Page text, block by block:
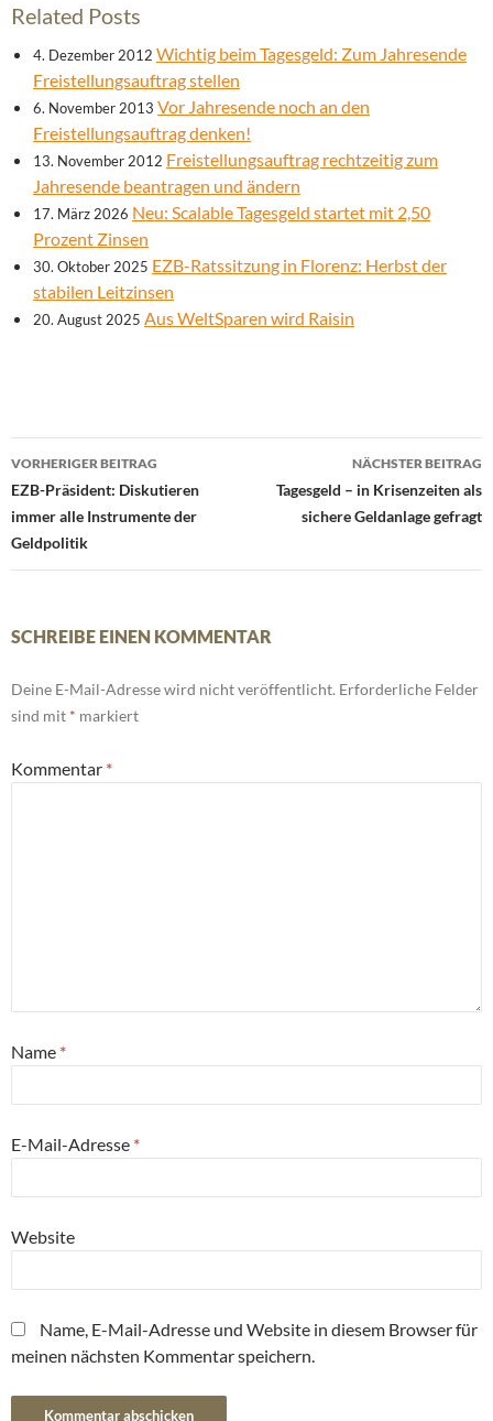
Related Posts
4. Dezember 2012 Wichtig beim Tagesgeld: Zum Jahresende
Freistellungsauftrag stellen
6. November 2013 Vor Jahresende noch an den
Freistellungsauftrag denken!
13. November 2012 Freistellungsauftrag rechtzeitig zum
Jahresende beantragen und ändern
17. März 2026 Neu: Scalable Tagesgeld startet mit 2,50
Prozent Zinsen
30. Oktober 2025 EZB-Ratssitzung in Florenz: Herbst der
stabilen Leitzinsen
20. August 2025 Aus WeltSparen wird Raisin
Beitrags-
Navigation
VORHERIGER BEITRAG
EZB-Präsident: Diskutieren
immer alle Instrumente der
Geldpolitik
NÄCHSTER BEITRAG
Tagesgeld – in Krisenzeiten als
sichere Geldanlage gefragt
SCHREIBE EINEN KOMMENTAR
Deine E-Mail-Adresse wird nicht veröffentlicht. Erforderliche Felder
sind mit * markiert
Kommentar *
Name *
E-Mail-Adresse *
Website
Name, E-Mail-Adresse und Website in diesem Browser für
meinen nächsten Kommentar speichern.